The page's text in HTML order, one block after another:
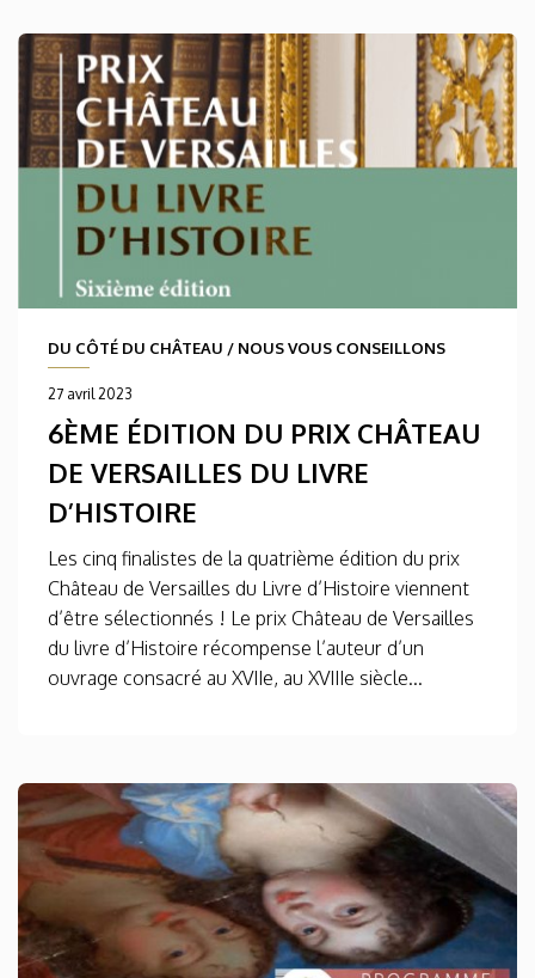
DU CÔTÉ DU CHÂTEAU / NOUS VOUS CONSEILLONS
27 avril 2023
6ÈME ÉDITION DU PRIX CHÂTEAU
DE VERSAILLES DU LIVRE
D’HISTOIRE
Les cinq finalistes de la quatrième édition du prix
Château de Versailles du Livre d’Histoire viennent
d’être sélectionnés ! Le prix Château de Versailles
du livre d’Histoire récompense l’auteur d’un
ouvrage consacré au XVIIe, au XVIIIe siècle...